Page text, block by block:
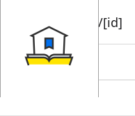
book/rent/[id]